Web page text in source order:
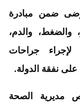
فحوصات لـ 199 مرضى ضمن مبادرة
والدم،
لإجراء جراحات
على نفقة الدولة.
مديرية الصحة